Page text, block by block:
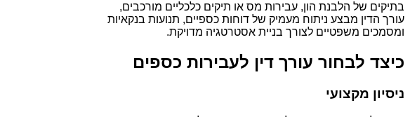
בתיקים של הלבנת הון, עבירות מס או תיקים כלכליים מורכבים,
עורך הדין מבצע ניתוח מעמיק של דוחות כספיים, תנועות בנקאיות
ומסמכים משפטיים לצורך בניית אסטרטגיה מדויקת.
כיצד לבחור עורך דין לעבירות כספים
ניסיון מקצועי